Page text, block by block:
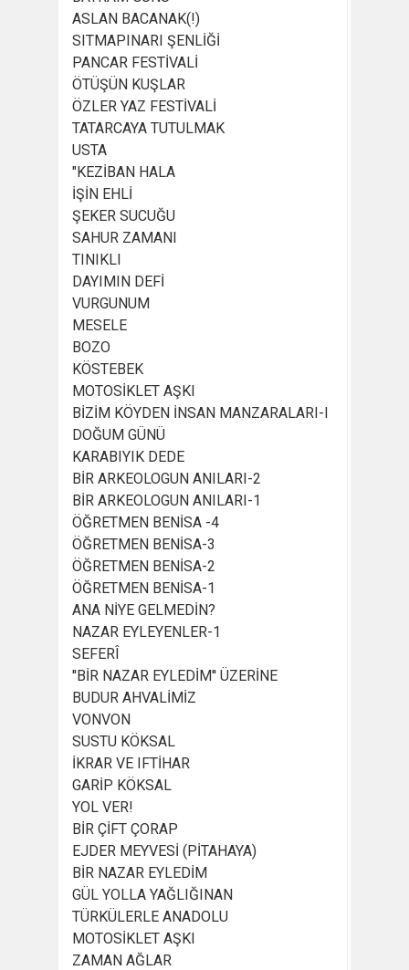
ASLAN BACANAK(!)
SITMAPINARI ŞENLİĞİ
PANCAR FESTİVALİ
ÖTÜŞÜN KUŞLAR
ÖZLER YAZ FESTİVALİ
TATARCAYA TUTULMAK
USTA
"KEZİBAN HALA
İŞİN EHLİ
ŞEKER SUCUĞU
SAHUR ZAMANI
TINIKLI
DAYIMIN DEFİ
VURGUNUM
MESELE
BOZO
KÖSTEBEK
MOTOSİKLET AŞKI
BİZİM KÖYDEN İNSAN MANZARALARI-I
DOĞUM GÜNÜ
KARABIYIK DEDE
BİR ARKEOLOGUN ANILARI-2
BİR ARKEOLOGUN ANILARI-1
ÖĞRETMEN BENİSA -4
ÖĞRETMEN BENİSA-3
ÖĞRETMEN BENİSA-2
ÖĞRETMEN BENİSA-1
ANA NİYE GELMEDİN?
NAZAR EYLEYENLER-1
SEFERÎ
''BİR NAZAR EYLEDİM'' ÜZERİNE
BUDUR AHVALİMİZ
VONVON
SUSTU KÖKSAL
İKRAR VE IFTİHAR
GARİP KÖKSAL
YOL VER!
BİR ÇİFT ÇORAP
EJDER MEYVESİ (PİTAHAYA)
BİR NAZAR EYLEDİM
GÜL YOLLA YAĞLIĞINAN
TÜRKÜLERLE ANADOLU
MOTOSİKLET AŞKI
ZAMAN AĞLAR